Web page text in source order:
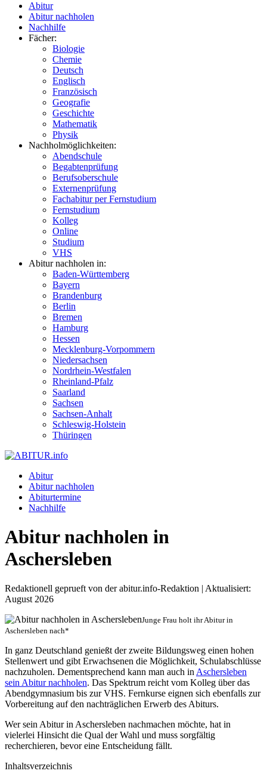
Abitur
Abitur nachholen
Nachhilfe
Fächer:
Biologie
Chemie
Deutsch
Englisch
Französisch
Geografie
Geschichte
Mathematik
Physik
Nachholmöglichkeiten:
Abendschule
Begabtenprüfung
Berufsoberschule
Externenprüfung
Fachabitur per Fernstudium
Fernstudium
Kolleg
Online
Studium
VHS
Abitur nachholen in:
Baden-Württemberg
Bayern
Brandenburg
Berlin
Bremen
Hamburg
Hessen
Mecklenburg-Vorpommern
Niedersachsen
Nordrhein-Westfalen
Rheinland-Pfalz
Saarland
Sachsen
Sachsen-Anhalt
Schleswig-Holstein
Thüringen
Abitur
Abitur nachholen
Abiturtermine
Nachhilfe
Abitur nachholen in
Aschersleben
Redaktionell geprueft von der abitur.info-Redaktion | Aktualisiert:
August 2026
Junge Frau holt ihr Abitur in
Aschersleben nach*
In ganz Deutschland genießt der zweite Bildungsweg einen hohen
Stellenwert und gibt Erwachsenen die Möglichkeit, Schulabschlüsse
nachzuholen. Dementsprechend kann man auch in Aschersleben
sein Abitur nachholen. Das Spektrum reicht vom Kolleg über das
Abendgymnasium bis zur VHS. Fernkurse eignen sich ebenfalls zur
Vorbereitung auf den nachträglichen Erwerb des Abiturs.
Wer sein Abitur in Aschersleben nachmachen möchte, hat in
vielerlei Hinsicht die Qual der Wahl und muss sorgfältig
recherchieren, bevor eine Entscheidung fällt.
Inhaltsverzeichnis